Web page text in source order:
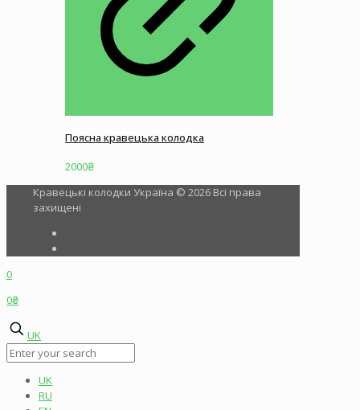
Поясна кравецька колодка
2000₴
Кравецькі колодки Україна © 2026 Всі права
захищені
0
0₴
UK
UK
RU